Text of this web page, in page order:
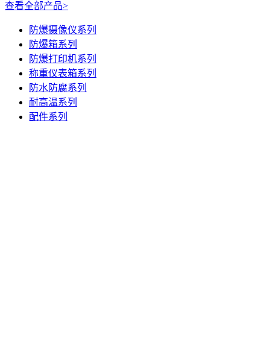
查看全部产品>
防爆摄像仪系列
防爆箱系列
防爆打印机系列
称重仪表箱系列
防水防腐系列
耐高温系列
配件系列